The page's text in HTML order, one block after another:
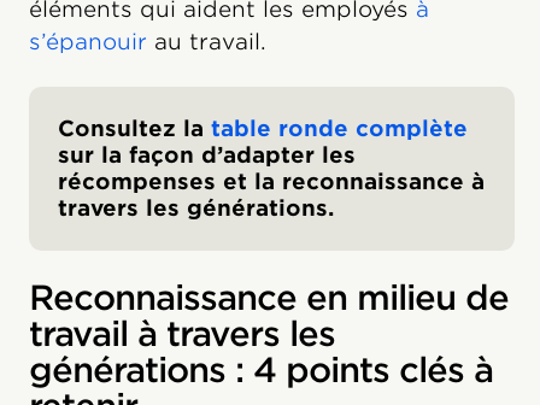
éléments qui aident les employés à
s’épanouir au travail.
Consultez la table ronde complète
sur la façon d’adapter les
récompenses et la reconnaissance à
travers les générations.
Reconnaissance en milieu de
travail à travers les
générations : 4 points clés à